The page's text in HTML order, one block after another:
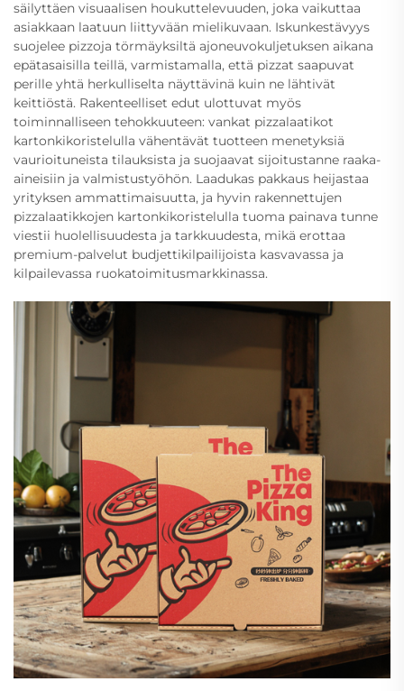
säilyttäen visuaalisen houkuttelevuuden, joka vaikuttaa
asiakkaan laatuun liittyvään mielikuvaan. Iskunkestävyys
suojelee pizzoja törmäyksiltä ajoneuvokuljetuksen aikana
epätasaisilla teillä, varmistamalla, että pizzat saapuvat
perille yhtä herkulliselta näyttävinä kuin ne lähtivät
keittiöstä. Rakenteelliset edut ulottuvat myös
toiminnalliseen tehokkuuteen: vankat pizzalaatikot
kartonkikoristelulla vähentävät tuotteen menetyksiä
vaurioituneista tilauksista ja suojaavat sijoitustanne raaka-
aineisiin ja valmistustyöhön. Laadukas pakkaus heijastaa
yrityksen ammattimaisuutta, ja hyvin rakennettujen
pizzalaatikkojen kartonkikoristelulla tuoma painava tunne
viestii huolellisuudesta ja tarkkuudesta, mikä erottaa
premium-palvelut budjettikilpailijoista kasvavassa ja
kilpailevassa ruokatoimitusmarkkinassa.